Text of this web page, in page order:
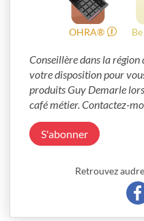
OHRA®
Conseillère dans la région
votre disposition pour
produits Guy Demarle
café métier. Contactez-
S'abonner
Retrouvez